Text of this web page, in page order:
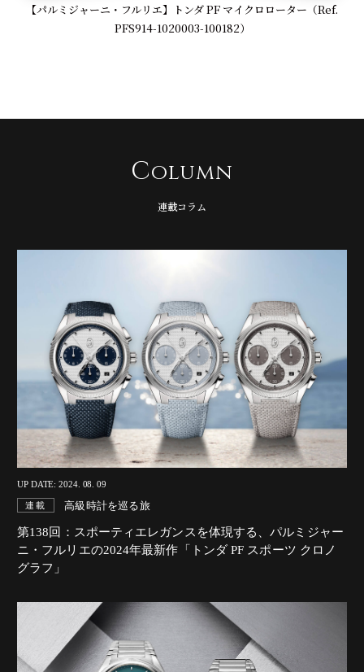
【パルミジャーニ・フルリエ】トンダ PF マイクロローター（Ref.
PFS914-1020003-100182）
Column
連載コラム
UP DATE: 2024. 08. 09
連載 高級時計を巡る旅
第138回：スポーティエレガンスを体現する、パルミジャー
ニ・フルリエの2024年最新作「トンダ PF スポーツ クロノ
グラフ」